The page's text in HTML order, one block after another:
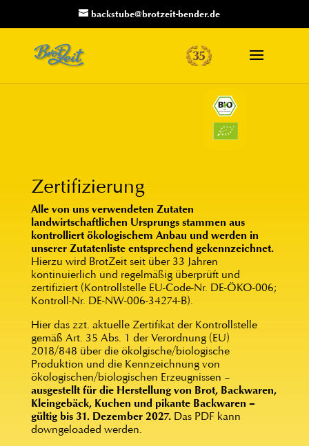
backstube@brotzeit-bender.de
Zertifizierung
Alle von uns verwendeten Zutaten
landwirtschaftlichen Ursprungs stammen aus
kontrolliert ökologischem Anbau und werden in
unserer Zutatenliste entsprechend gekennzeichnet.
Hierzu wird BrotZeit seit über 33 Jahren
kontinuierlich und regelmäßig überprüft und
zertifiziert (Kontrollstelle EU-Code-Nr. DE-ÖKO-006;
Kontroll-Nr. DE-NW-006-34274-B).
Hier das zzt. aktuelle Zertifikat der Kontrollstelle
gemäß Art. 35 Abs. 1 der Verordnung (EU)
2018/848 über die ökolgische/biologische
Produktion und die Kennzeichnung von
ökologischen/biologischen Erzeugnissen –
ausgestellt für die Herstellung von Brot, Backwaren,
Kleingebäck, Kuchen und pikante Backwaren –
gültig bis 31. Dezember 2027. Das PDF kann
downgeloaded werden.